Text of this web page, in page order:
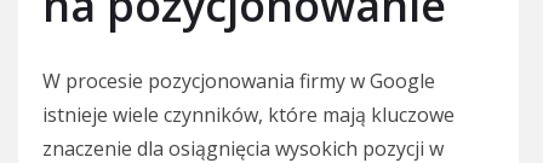
W procesie pozycjonowania firmy w Google
istnieje wiele czynników, które mają kluczowe
znaczenie dla osiągnięcia wysokich pozycji w